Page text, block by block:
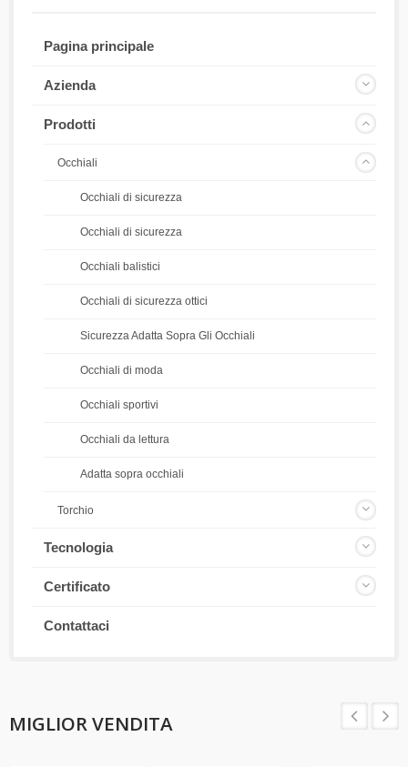
Pagina principale
Azienda
Prodotti
Occhiali
Occhiali di sicurezza
Occhiali di sicurezza
Occhiali balistici
Occhiali di sicurezza ottici
Sicurezza Adatta Sopra Gli Occhiali
Occhiali di moda
Occhiali sportivi
Occhiali da lettura
Adatta sopra occhiali
Torchio
Tecnologia
Certificato
Contattaci
MIGLIOR VENDITA